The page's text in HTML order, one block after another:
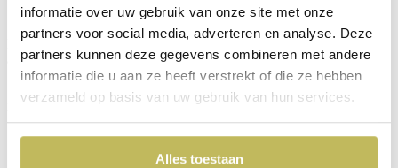
informatie over uw gebruik van onze site met onze
partners voor social media, adverteren en analyse. Deze
partners kunnen deze gegevens combineren met andere
informatie die u aan ze heeft verstrekt of die ze hebben
verzameld op basis van uw gebruik van hun services.
Alles toestaan
Meld je aan voor onze nieuwsbrief en ontvang waardevolle
artikelen, tips,
weetjes en het laatste nieuws over onze zalen rechtstreeks in je
inbox!